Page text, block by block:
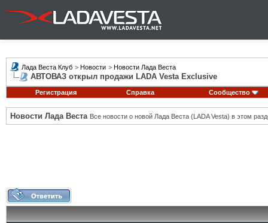
Лада Веста Клуб > Новости > Новости Лада Веста
АВТОВАЗ открыл продажи LADA Vesta Exclusive
Регистрация Справка Сообщество
Новости Лада Веста Все новости о новой Лада Веста (LADA Vesta) в этом